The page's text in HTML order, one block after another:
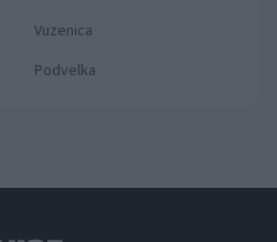
Vuzenica
Podvelka